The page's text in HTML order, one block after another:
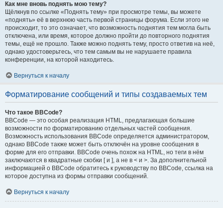
Как мне вновь поднять мою тему?
Щёлкнув по ссылке «Поднять тему» при просмотре темы, вы можете
«поднять» её в верхнюю часть первой страницы форума. Если этого не
происходит, то это означает, что возможность поднятия тем могла быть
отключена, или время, которое должно пройти до повторного поднятия
темы, ещё не прошло. Также можно поднять тему, просто ответив на неё,
однако удостоверьтесь, что тем самым вы не нарушаете правила
конференции, на которой находитесь.
Вернуться к началу
Форматирование сообщений и типы создаваемых тем
Что такое BBCode?
BBCode — это особая реализация HTML, предлагающая большие
возможности по форматированию отдельных частей сообщения.
Возможность использования BBCode определяется администратором,
однако BBCode также может быть отключён на уровне сообщения в
форме для его отправки. BBCode очень похож на HTML, но теги в нём
заключаются в квадратные скобки [ и ], а не в < и >. За дополнительной
информацией о BBCode обратитесь к руководству по BBCode, ссылка на
которое доступна из формы отправки сообщений.
Вернуться к началу